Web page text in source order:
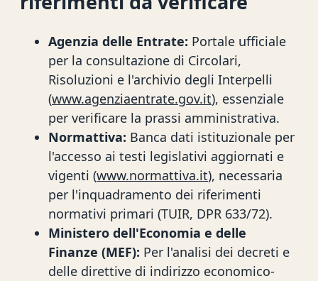
Agenzia delle Entrate: Portale ufficiale
per la consultazione di Circolari,
Risoluzioni e l'archivio degli Interpelli
(www.agenziaentrate.gov.it), essenziale
per verificare la prassi amministrativa.
Normattiva: Banca dati istituzionale per
l'accesso ai testi legislativi aggiornati e
vigenti (www.normattiva.it), necessaria
per l'inquadramento dei riferimenti
normativi primari (TUIR, DPR 633/72).
Ministero dell'Economia e delle
Finanze (MEF): Per l'analisi dei decreti e
delle direttive di indirizzo economico-